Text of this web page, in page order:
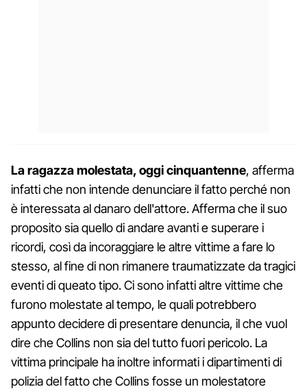
La ragazza molestata, oggi cinquantenne, afferma
infatti che non intende denunciare il fatto perché non
è interessata al danaro dell'attore. Afferma che il suo
proposito sia quello di andare avanti e superare i
ricordi, così da incoraggiare le altre vittime a fare lo
stesso, al fine di non rimanere traumatizzate da tragici
eventi di queato tipo. Ci sono infatti altre vittime che
furono molestate al tempo, le quali potrebbero
appunto decidere di presentare denuncia, il che vuol
dire che Collins non sia del tutto fuori pericolo. La
vittima principale ha inoltre informati i dipartimenti di
polizia del fatto che Collins fosse un molestatore